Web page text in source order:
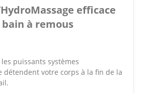
efficace
à remous
les puissants systèmes
détendent votre corps à la fin de la